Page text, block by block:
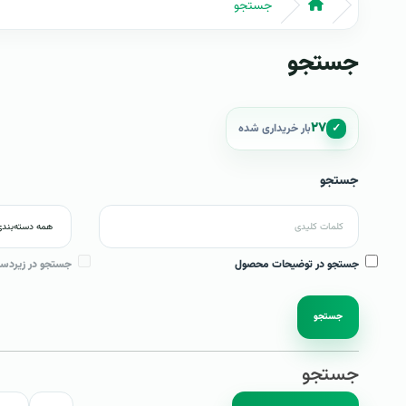
جستجو
جستجو
✓ ۲۷بار خریداری شده
جستجو
جستجو در توضیحات محصول جستجو در
جستجو
جستجو